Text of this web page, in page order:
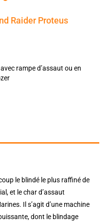
Raider Proteus
rampe d’assaut ou en
le blindé le plus raffiné de
et le char d’assaut
Il s’agit d’une machine
dont le blindage